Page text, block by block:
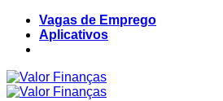
Skip
content
Vagas de Emprego
Aplicativos